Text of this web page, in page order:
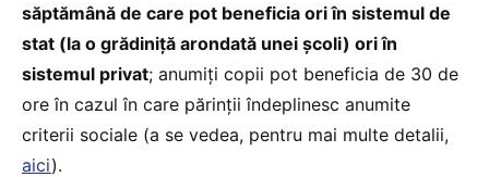
săptămână de care pot beneficia ori în sistemul de
stat (la o grădiniță arondată unei școli) ori în
sistemul privat; anumiți copii pot beneficia de 30 de
ore în cazul în care părinții îndeplinesc anumite
criterii sociale (a se vedea, pentru mai multe detalii,
aici).